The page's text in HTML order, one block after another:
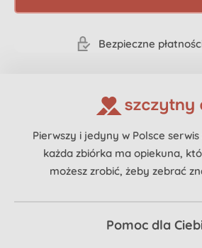
Bezpieczne
Pierwszy i jedyny w Polsce
każda zbiórka ma opiekuna,
możesz zrobić, żeby zebrać
Pomoc dla